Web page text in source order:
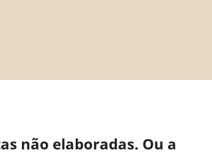
não elaboradas. Ou a